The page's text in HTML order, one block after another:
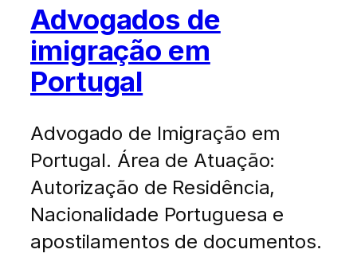
Advogados de
imigração em
Portugal
Advogado de Imigração em
Portugal. Área de Atuação:
Autorização de Residência,
Nacionalidade Portuguesa e
apostilamentos de documentos.